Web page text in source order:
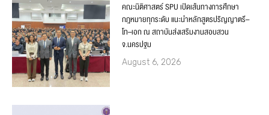
คณะนิติศาสตร์ SPU เปิดเส้นทางการศึกษา
กฎหมายทุกระดับ แนะนำหลักสูตรปริญญาตรี–
โท–เอก ณ สถาบันส่งเสริมงานสอบสวน
จ.นครปฐม
August 6, 2026